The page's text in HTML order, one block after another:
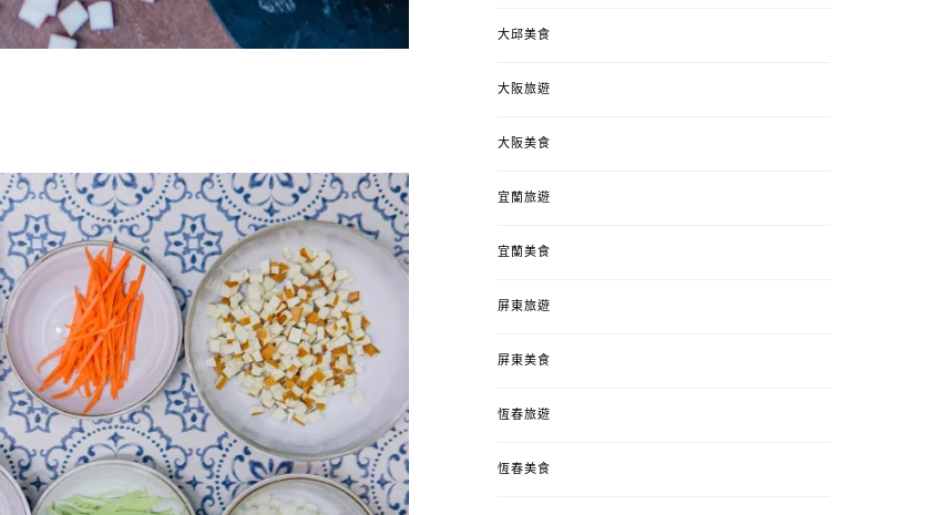
大邱美食
大阪旅遊
大阪美食
宜蘭旅遊
宜蘭美食
屏東旅遊
屏東美食
恆春旅遊
恆春美食